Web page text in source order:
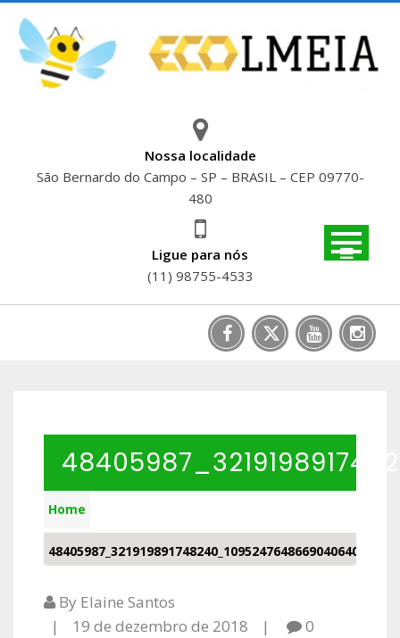
content
Nossa localidade
São Bernardo do Campo – SP – BRASIL – CEP 09770-
480
Ligue para nós
(11) 98755-4533
Home
48405987_321919891748240_1095247648669040640_n
By Elaine Santos
19 de dezembro de 2018
0